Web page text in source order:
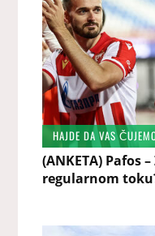
HAJDE DA VAS
(ANKETA) Pafos
regularnom